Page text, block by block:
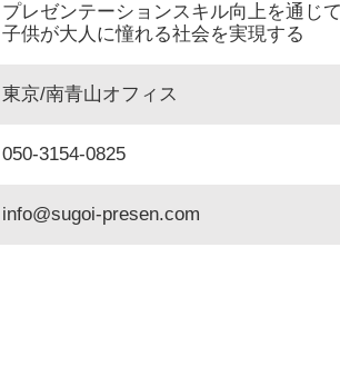
プレゼンテーションスキル向上を通じ
子供が大人に憧れる社会を実現する
東京/南青山オフィス
050-3154-0825
info@sugoi-presen.com